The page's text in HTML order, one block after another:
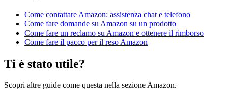
Come contattare Amazon: assistenza chat e telefono
Come fare domande su Amazon su un prodotto
Come fare un reclamo su Amazon e ottenere il rimborso
Come fare il pacco per il reso Amazon
Ti è stato utile?
Scopri altre guide come questa nella sezione Amazon.